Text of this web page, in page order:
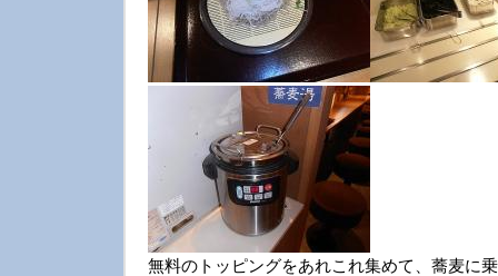
無料のトッピングをあれこれ集めて、蕎麦に